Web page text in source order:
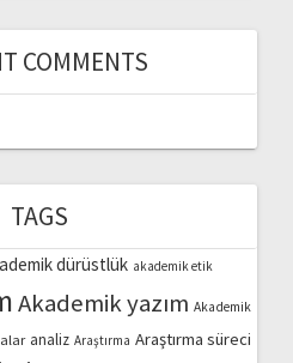
COMMENTS
TAGS
dürüstlük akademik etik
Akademik yazım Akademik
analiz Araştırma Araştırma süreci